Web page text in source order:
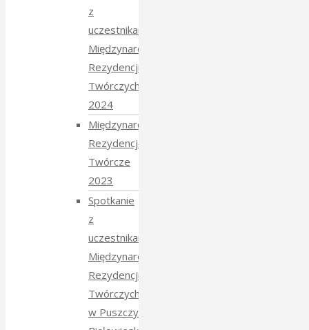
z
uczestnikami
Międzynarodowych
Rezydencji
Twórczych
2024
Międzynarodowe
Rezydencje
Twórcze
2023
Spotkanie
z
uczestnikami
Międzynarodowych
Rezydencji
Twórczych
w Puszczy